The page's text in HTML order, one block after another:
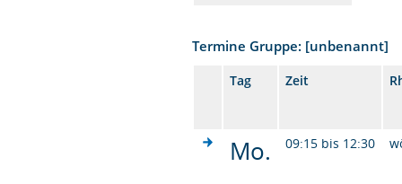
Termine Gruppe: [unbenannt]
Tag Zeit
Mo. 09:15 bis 12:30